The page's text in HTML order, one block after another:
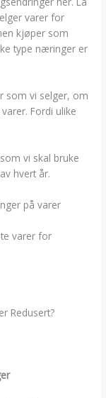
varer for
kjøper som
type næringer er
som vi selger, om
Fordi ulike
vi skal bruke
hvert år.
på varer
varer for
Redusert?